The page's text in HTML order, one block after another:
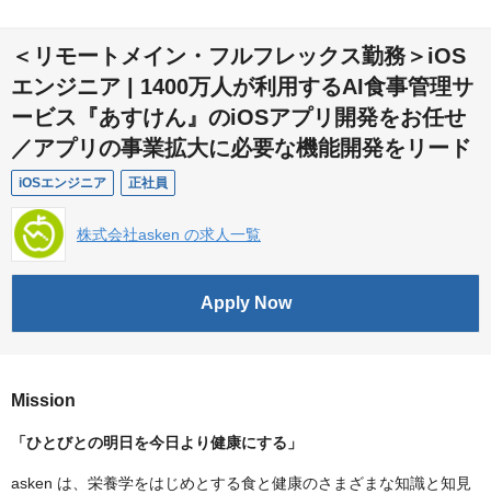
＜リモートメイン・フルフレックス勤務＞iOS
エンジニア | 1400万人が利用するAI食事管理サ
ービス『あすけん』のiOSアプリ開発をお任せ
／アプリの事業拡大に必要な機能開発をリード
iOSエンジニア 正社員
株式会社asken の求人一覧
Apply Now
Mission
「ひとびとの明日を今日より健康にする」
asken は、栄養学をはじめとする食と健康のさまざまな知識と知見